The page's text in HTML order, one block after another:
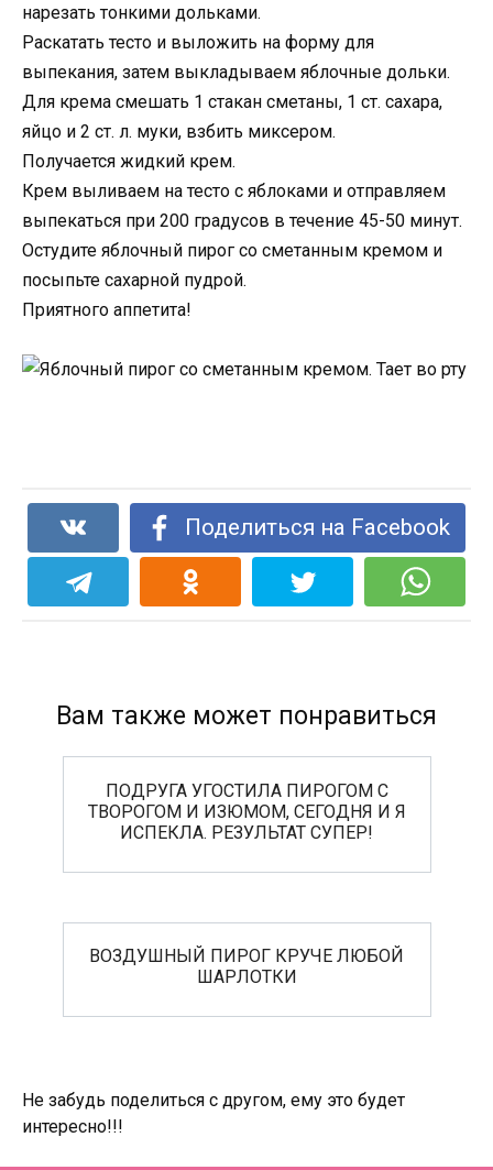
нарезать тонкими дольками.
Раскатать тесто и выложить на форму для
выпекания, затем выкладываем яблочные дольки.
Для крема смешать 1 стакан сметаны, 1 ст. сахара,
яйцо и 2 ст. л. муки, взбить миксером.
Получается жидкий крем.
Крем выливаем на тесто с яблоками и отправляем
выпекаться при 200 градусов в течение 45-50 минут.
Остудите яблочный пирог со сметанным кремом и
посыпьте сахарной пудрой.
Приятного аппетита!
Поделиться на Facebook
Вам также может понравиться
ПОДРУГА УГОСТИЛА ПИРОГОМ С
ТВОРОГОМ И ИЗЮМОМ, СЕГОДНЯ И Я
ИСПЕКЛА. РЕЗУЛЬТАТ СУПЕР!
ВОЗДУШНЫЙ ПИРОГ КРУЧЕ ЛЮБОЙ
ШАРЛОТКИ
Не забудь поделиться с другом, ему это будет
интересно!!!